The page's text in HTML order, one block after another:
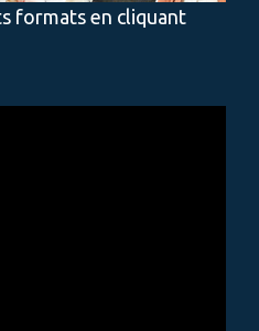
formats en cliquant